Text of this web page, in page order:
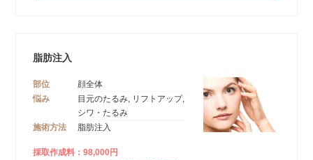
脂肪注入
部位
顔全体
悩み
目元のたるみ, リフトアップ,
シワ・たるみ
施術方法
脂肪注入
採取作成料：98,000円